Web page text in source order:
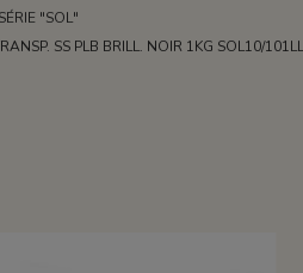
"SOL"
SS PLB BRILL. NOIR 1KG SOL10/101LL